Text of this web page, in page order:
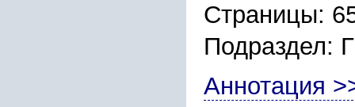
Страницы:
Аннотация